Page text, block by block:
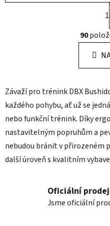
1
90
Závaží pro trénink DBX
každého pohybu, ať už se
nebo funkční trénink. Díky
nastavitelným popruhům a
nebudou bránit v přirozeném
další úroveň s kvalitním
Oficiální
Jsme oficiální